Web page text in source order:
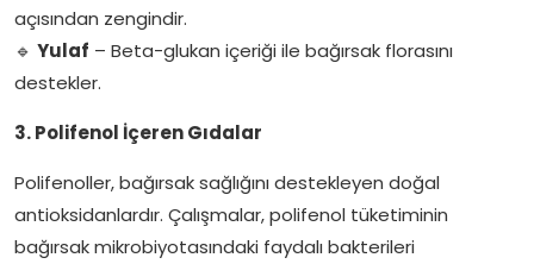
açısından zengindir.
🔹 Yulaf – Beta-glukan içeriği ile bağırsak florasını
destekler.
3. Polifenol İçeren Gıdalar
Polifenoller, bağırsak sağlığını destekleyen doğal
antioksidanlardır. Çalışmalar, polifenol tüketiminin
bağırsak mikrobiyotasındaki faydalı bakterileri